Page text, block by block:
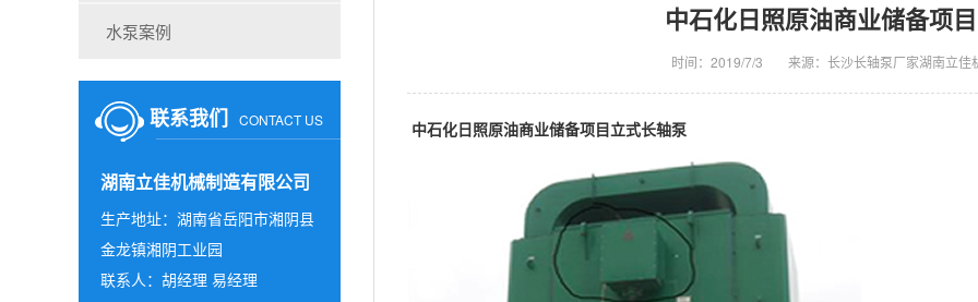
水泵案例
联系我们 CONTACT US
湖南立佳机械制造有限公司
生产地址：湖南省岳阳市湘阴县
金龙镇湘阴工业园
联系人：胡经理 易经理
中石化日照原油商业储备项
时间：2019/7/3 来源：长沙长轴泵厂家湖南立佳
中石化日照原油商业储备项目立式长轴泵